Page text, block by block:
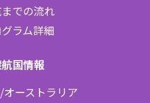
での流れ
ラム詳細
国情報
オーストラリア